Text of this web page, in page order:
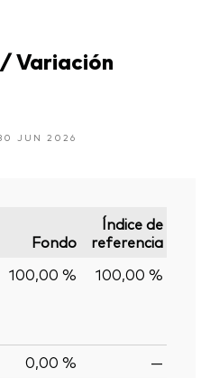
Variación
JUN 2026
Fondo
Índice de
referencia
100,00 % 100,00 %
0,00 % —